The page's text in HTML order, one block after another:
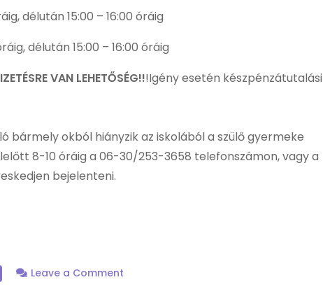
délután 15:00 – 16:00 óráig
délután 15:00 – 16:00 óráig
VAN LEHETŐSÉG!!!Igény esetén készpénzátutalási
bármely okból hiányzik az iskolából a szülő gyermeke
8-10 óráig a 06-30/253-3658 telefonszámon, vagy a
bejelenteni.
Leave a Commenton